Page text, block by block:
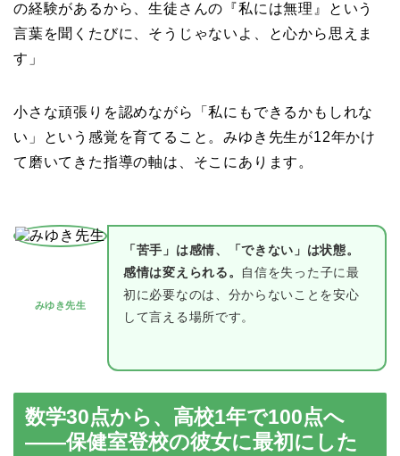
の経験があるから、生徒さんの『私には無理』という
言葉を聞くたびに、そうじゃないよ、と心から思えま
す」
小さな頑張りを認めながら「私にもできるかもしれな
い」という感覚を育てること。みゆき先生が12年かけ
て磨いてきた指導の軸は、そこにあります。
みゆき先生
「苦手」は感情、「できない」は状態。
感情は変えられる。
自信を失った子に最
初に必要なのは、分からないことを安心
して言える場所です。
数学30点から、高校1年で100点へ
——保健室登校の彼女に最初にした